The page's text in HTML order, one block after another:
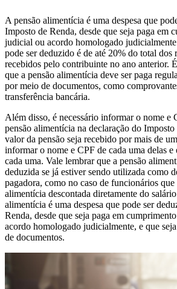
A pensão alimentícia é uma despesa que
Imposto de Renda, desde que seja paga em
judicial ou acordo homologado
pode ser deduzido é de até 20% do total dos
recebidos pelo contribuinte no ano anterior.
que a pensão alimentícia deve ser paga
por meio de documentos, como
transferência bancária.
Além disso, é necessário informar o nome e
pensão alimentícia na declaração do
valor da pensão seja recebido por mais de
informar o nome e CPF de cada uma delas
cada uma. Vale lembrar que a pensão
deduzida se já estiver sendo utilizada como
pagadora, como no caso de funcionários que
alimentícia descontada diretamente do
alimentícia é uma despesa que pode ser
Renda, desde que seja paga em
acordo homologado judicialmente, e que
de documentos.